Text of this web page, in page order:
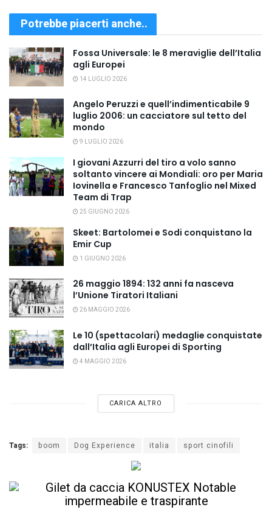
Potrebbe piacerti anche..
Fossa Universale: le 8 meraviglie dell’Italia
agli Europei
14 LUGLIO 2026
Angelo Peruzzi e quell’indimenticabile 9
luglio 2006: un cacciatore sul tetto del
mondo
9 LUGLIO 2026
I giovani Azzurri del tiro a volo sanno
soltanto vincere ai Mondiali: oro per Maria
Iovinella e Francesco Tanfoglio nel Mixed
Team di Trap
25 GIUGNO 2026
Skeet: Bartolomei e Sodi conquistano la
Emir Cup
1 GIUGNO 2026
26 maggio 1894: 132 anni fa nasceva
l’Unione Tiratori Italiani
26 MAGGIO 2026
Le 10 (spettacolari) medaglie conquistate
dall’Italia agli Europei di Sporting
4 MAGGIO 2026
CARICA ALTRO
Tags: boom Dog Experience italia sport cinofili